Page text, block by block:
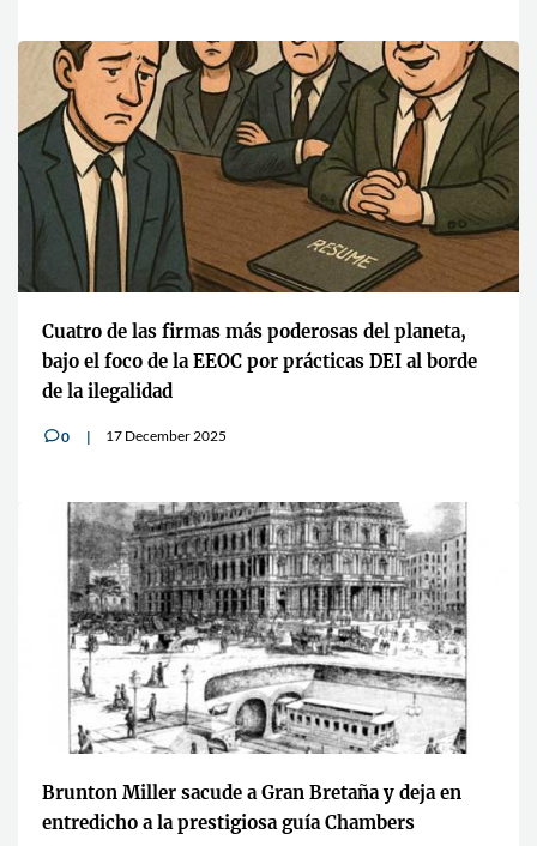
Cuatro de las firmas más poderosas del planeta,
bajo el foco de la EEOC por prácticas DEI al borde
de la ilegalidad
v0 17 December 2025
Brunton Miller sacude a Gran Bretaña y deja en
entredicho a la prestigiosa guía Chambers